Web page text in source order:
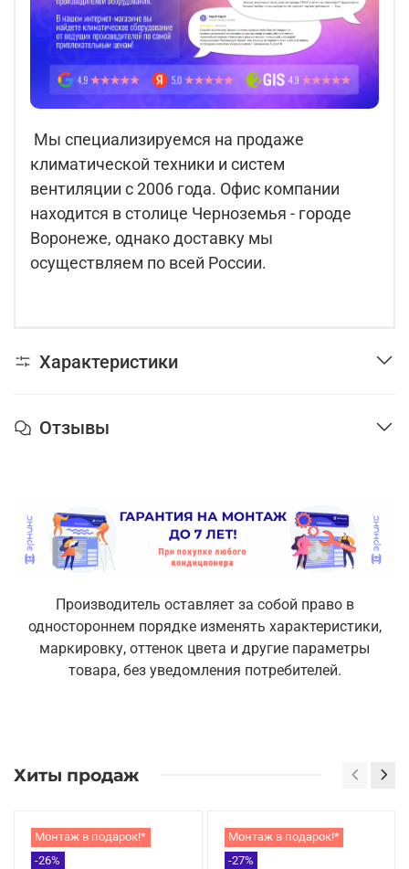
Мы специализируемся на продаже
климатической техники и систем
вентиляции с 2006 года. Офис компании
находится в столице Черноземья - городе
Воронеже, однако доставку мы
осуществляем по всей России.
Характеристики
Отзывы
Производитель оставляет за собой право в
одностороннем порядке изменять характеристики,
маркировку, оттенок цвета и другие параметры
товара, без уведомления потребителей.
Хиты продаж
Монтаж в подарок!*
-26%
Монтаж в подарок!*
-27%